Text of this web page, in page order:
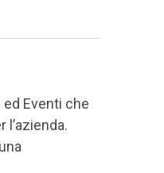
Eventi che